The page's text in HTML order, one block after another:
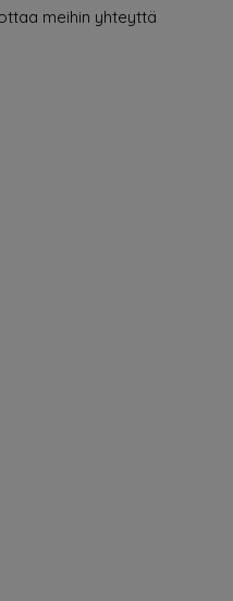
meihin yhteyttä